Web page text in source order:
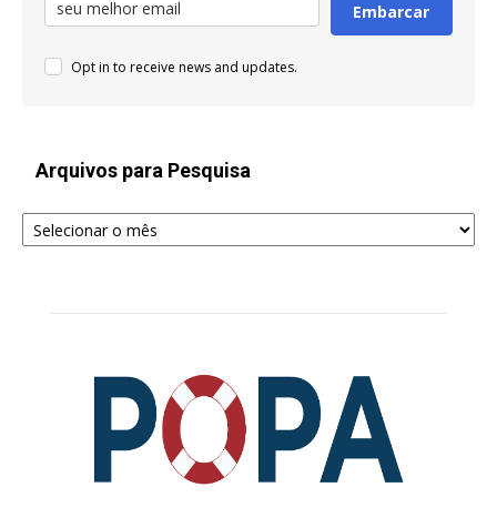
Embarcar
Opt in to receive news and updates.
Arquivos para Pesquisa
Arquivos
para